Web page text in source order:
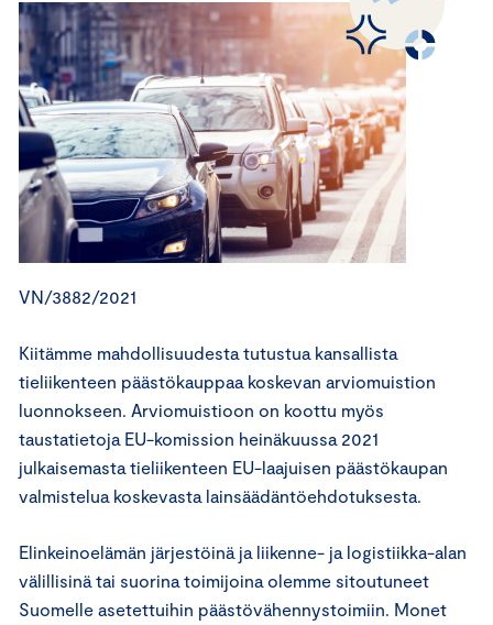
VN/3882/2021
Kiitämme mahdollisuudesta tutustua kansallista
tieliikenteen päästökauppaa koskevan arviomuistion
luonnokseen. Arviomuistioon on koottu myös
taustatietoja EU-komission heinäkuussa 2021
julkaisemasta tieliikenteen EU-laajuisen päästökaupan
valmistelua koskevasta lainsäädäntöehdotuksesta.
Elinkeinoelämän järjestöinä ja liikenne- ja logistiikka-alan
välillisinä tai suorina toimijoina olemme sitoutuneet
Suomelle asetettuihin päästövähennystoimiin. Monet